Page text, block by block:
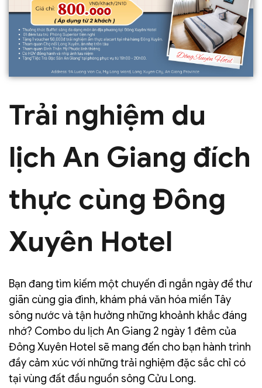
Trải nghiệm du
lịch An Giang đích
thực cùng Đông
Xuyên Hotel
Bạn đang tìm kiếm một chuyến đi ngắn ngày để thư
giãn cùng gia đình, khám phá văn hóa miền Tây
sông nước và tận hưởng những khoảnh khắc đáng
nhớ? Combo du lịch An Giang 2 ngày 1 đêm của
Đông Xuyên Hotel sẽ mang đến cho bạn hành trình
đầy cảm xúc với những trải nghiệm đặc sắc chỉ có
tại vùng đất đầu nguồn sông Cửu Long.